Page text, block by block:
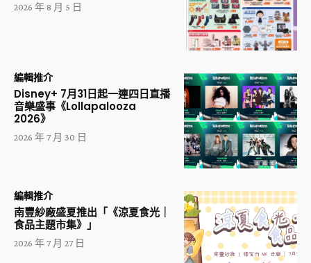
2026 年 8 月 5 日
編輯推介
Disney+ 7月31日起一連四日直播
音樂盛事《Lollapalooza
2026》
2026 年 7 月 30 日
編輯推介
南豐紗廠盛夏推出「《涼夏食光｜
食品主題市集》」
2026 年 7 月 27 日